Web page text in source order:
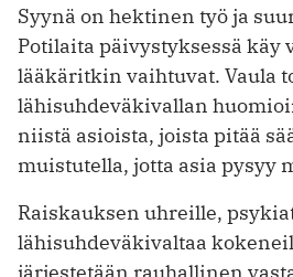
Syynä on hektinen työ ja
Potilaita päivystyksessä käy
lääkäritkin vaihtuvat. Vaula
lähisuhdeväkivallan
niistä asioista, joista pitää
muistutella, jotta asia pysyy
Raiskauksen uhreille,
lähisuhdeväkivaltaa